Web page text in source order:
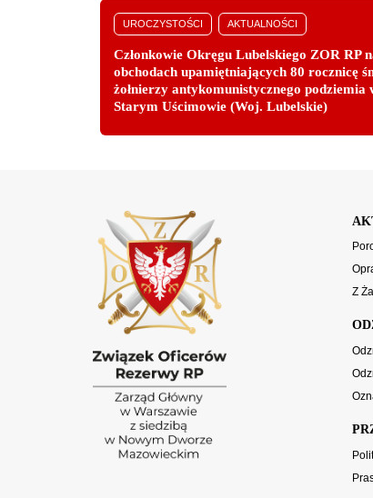
UROCZYSTOŚCI AKTUALNOŚCI
Członkowie Okręgu Lubelskiego ZOR RP
obchodach upamiętniających 80 rocznicę
żołnierzy antykomunistycznego podziemia
Starym Uścimowie (Woj. Lubelskie)
Z